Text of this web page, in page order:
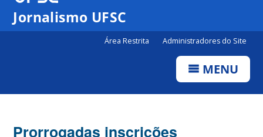
Jornalismo UFSC
Área Restrita Administradores do Site
MENU
Prorrogadas inscrições